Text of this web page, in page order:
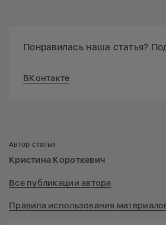
Понравилась наша статья?
ВКонтакте
Автор статьи:
Кристина Короткевич
Все публикации автора
Правила использования